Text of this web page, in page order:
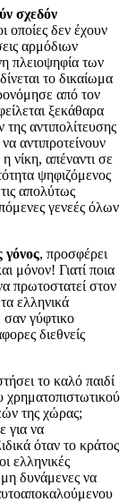
σχεδόν
οποίες δεν έχουν
αρμόδιων
πλειοψηφία των
το δικαίωμα
από τον
ξεκάθαρα
αντιπολίτευσης
αντιπροτείνουν
νίκη, απέναντι σε
ψηφιζόμενος
απολύτως
γενεές όλων
, προσφέρει
μόνον! Γιατί ποια
πρωτοστατεί στον
ελληνικά
γύφτικο
διεθνείς
το καλό παιδί
της χώρας;
για να
όταν το κράτος
ελληνικές
δυνάμενες να